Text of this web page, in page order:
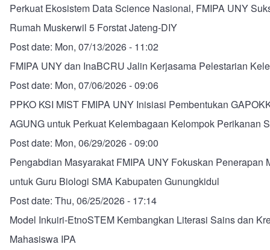
Perkuat Ekosistem Data Science Nasional, FMIPA UNY
Rumah Muskerwil 5 Forstat Jateng-DIY
Post date: Mon, 07/13/2026 - 11:02
FMIPA UNY dan InaBCRU Jalin Kerjasama Pelestarian
Post date: Mon, 07/06/2026 - 09:06
PPKO KSI MIST FMIPA UNY Inisiasi Pembentukan
AGUNG untuk Perkuat Kelembagaan Kelompok Perikanan
Post date: Mon, 06/29/2026 - 09:00
Pengabdian Masyarakat FMIPA UNY Fokuskan Penerapan
untuk Guru Biologi SMA Kabupaten Gunungkidul
Post date: Thu, 06/25/2026 - 17:14
Model Inkuiri-EtnoSTEM Kembangkan Literasi Sains dan
Mahasiswa IPA